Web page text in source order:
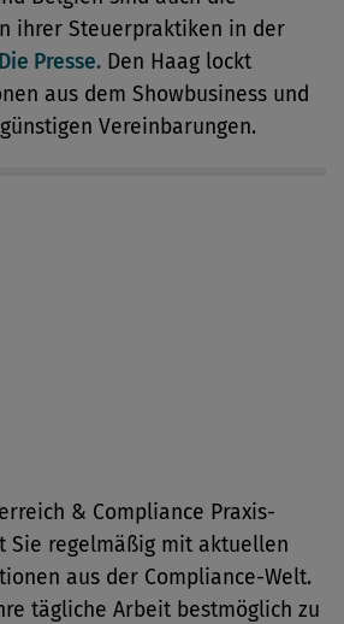
ihrer Steuerpraktiken in der
Die Presse. Den Haag lockt
aus dem Showbusiness und
Vereinbarungen.
& Compliance Praxis-
Sie regelmäßig mit aktuellen
aus der Compliance-Welt.
tägliche Arbeit bestmöglich zu